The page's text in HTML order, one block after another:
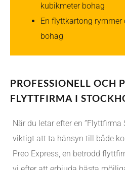
kubikmeter bohag
En flyttkartong rymmer
bohag
PROFESSIONELL OCH
FLYTTFIRMA I
När du letar efter en ”Flyttfirma
viktigt att ta hänsyn till både
Preo Express, en betrodd